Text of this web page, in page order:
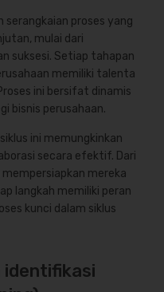
serangkaian proses yang
mulai dari
suksesi. Setiap tahapan
memiliki talenta
ini bersifat dinamis
bisnis perusahaan.
ini memungkinkan
secara efektif. Dari
mereka
langkah memiliki peran
kunci dalam siklus
identifikasi